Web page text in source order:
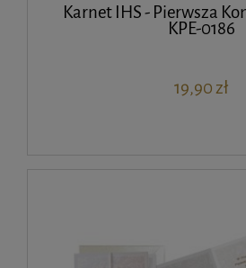
Karnet IHS - Pierwsza
KPE-0186
19,90 zł